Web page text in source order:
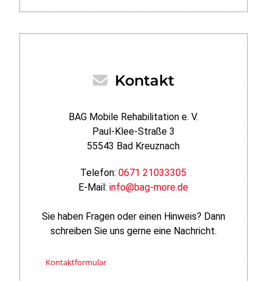
Kontakt
BAG Mobile Rehabilitation e. V.
Paul-Klee-Straße 3
55543 Bad Kreuznach
Telefon:0671 21033305
E-Mail:info@bag-more.de
Sie haben Fragen oder einen Hinweis? Dann
schreiben Sie uns gerne eine Nachricht.
Kontaktformular